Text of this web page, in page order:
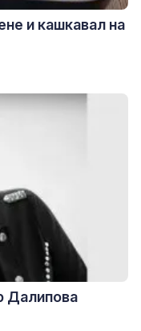
и кашкавал на
Далипова